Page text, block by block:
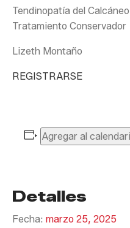
Tendinopatía del
Tratamiento Conservador
Lizeth Montaño
REGISTRARSE
Agregar al
Detalles
Fecha: marzo 25, 2025